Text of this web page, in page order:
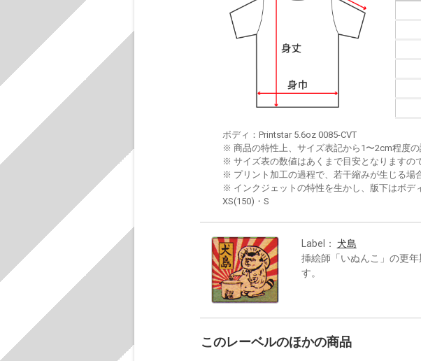
ボディ：Printstar 5.6oz 0085-CVT
※ 商品の特性上、サイズ表記から1〜2cm程度の
※ サイズ表の数値はあくまで目安となりますの
※ プリント加工の過程で、若干縮みが生じる場
※ インクジェットの特性を生かし、版下はボデ
XS(150)・S
Label： 犬島
挿絵師「いぬんこ」の更
す。
このレーベルのほかの商品